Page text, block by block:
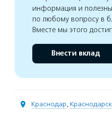
информация и
по любому вопросу в
Вместе мы этого
Внести вклад
Краснодар,